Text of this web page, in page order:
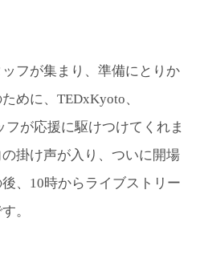
フが集まり、準備にとりか
めに、TEDxKyoto、
フが応援に駆けつけてくれま
掛け声が入り、ついに開場
、10時からライブストリー
。